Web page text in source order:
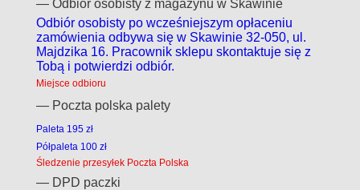
— Odbiór osobisty z magazynu w Skawinie
Odbiór osobisty po wcześniejszym opłaceniu
zamówienia odbywa się w Skawinie 32-050, ul.
Majdzika 16. Pracownik sklepu skontaktuje się z
Tobą i potwierdzi odbiór.
Miejsce odbioru
— Poczta polska palety
Paleta 195 zł
Półpaleta 100 zł
Śledzenie przesyłek Poczta Polska
— DPD paczki